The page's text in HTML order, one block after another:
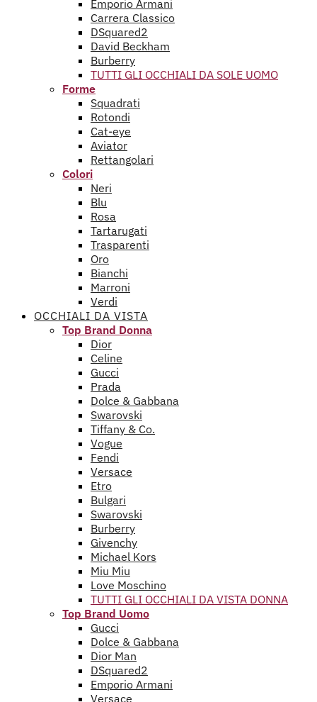
Emporio Armani
Carrera Classico
DSquared2
David Beckham
Burberry
TUTTI GLI OCCHIALI DA SOLE UOMO
Forme
Squadrati
Rotondi
Cat-eye
Aviator
Rettangolari
Colori
Neri
Blu
Rosa
Tartarugati
Trasparenti
Oro
Bianchi
Marroni
Verdi
OCCHIALI DA VISTA
Top Brand Donna
Dior
Celine
Gucci
Prada
Dolce & Gabbana
Swarovski
Tiffany & Co.
Vogue
Fendi
Versace
Etro
Bulgari
Swarovski
Burberry
Givenchy
Michael Kors
Miu Miu
Love Moschino
TUTTI GLI OCCHIALI DA VISTA DONNA
Top Brand Uomo
Gucci
Dolce & Gabbana
Dior Man
DSquared2
Emporio Armani
Versace